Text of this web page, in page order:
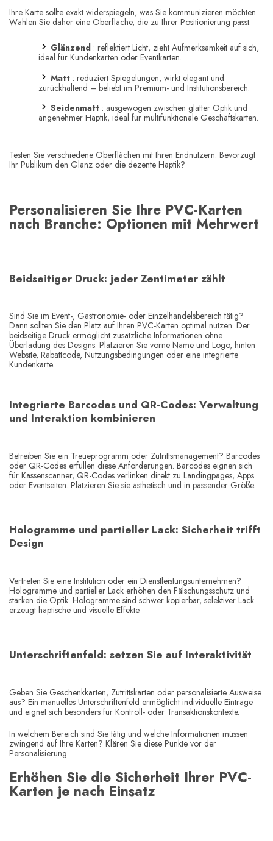
Ihre Karte sollte exakt widerspiegeln, was Sie kommunizieren möchten.
Wählen Sie daher eine Oberfläche, die zu Ihrer Positionierung passt:
Glänzend : reflektiert Licht, zieht Aufmerksamkeit auf sich,
ideal für Kundenkarten oder Eventkarten.
Matt : reduziert Spiegelungen, wirkt elegant und
zurückhaltend – beliebt im Premium- und Institutionsbereich.
Seidenmatt : ausgewogen zwischen glatter Optik und
angenehmer Haptik, ideal für multifunktionale Geschäftskarten.
Testen Sie verschiedene Oberflächen mit Ihren Endnutzern. Bevorzugt
Ihr Publikum den Glanz oder die dezente Haptik?
Personalisieren Sie Ihre PVC-Karten
nach Branche: Optionen mit Mehrwert
Beidseitiger Druck: jeder Zentimeter zählt
Sind Sie im Event-, Gastronomie- oder Einzelhandelsbereich tätig?
Dann sollten Sie den Platz auf Ihren PVC-Karten optimal nutzen. Der
beidseitige Druck ermöglicht zusätzliche Informationen ohne
Überladung des Designs. Platzieren Sie vorne Name und Logo, hinten
Website, Rabattcode, Nutzungsbedingungen oder eine integrierte
Kundenkarte.
Integrierte Barcodes und QR-Codes: Verwaltung
und Interaktion kombinieren
Betreiben Sie ein Treueprogramm oder Zutrittsmanagement? Barcodes
oder QR-Codes erfüllen diese Anforderungen. Barcodes eignen sich
für Kassenscanner, QR-Codes verlinken direkt zu Landingpages, Apps
oder Eventseiten. Platzieren Sie sie ästhetisch und in passender Größe.
Hologramme und partieller Lack: Sicherheit trifft
Design
Vertreten Sie eine Institution oder ein Dienstleistungsunternehmen?
Hologramme und partieller Lack erhöhen den Fälschungsschutz und
stärken die Optik. Hologramme sind schwer kopierbar, selektiver Lack
erzeugt haptische und visuelle Effekte.
Unterschriftenfeld: setzen Sie auf Interaktivität
Geben Sie Geschenkkarten, Zutrittskarten oder personalisierte Ausweise
aus? Ein manuelles Unterschriftenfeld ermöglicht individuelle Einträge
und eignet sich besonders für Kontroll- oder Transaktionskontexte.
In welchem Bereich sind Sie tätig und welche Informationen müssen
zwingend auf Ihre Karten? Klären Sie diese Punkte vor der
Personalisierung.
Erhöhen Sie die Sicherheit Ihrer PVC-
Karten je nach Einsatz